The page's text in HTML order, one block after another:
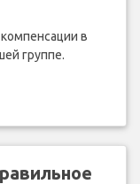
в
группе.